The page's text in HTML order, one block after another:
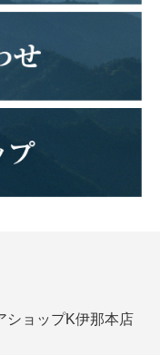
ショップK伊那本店